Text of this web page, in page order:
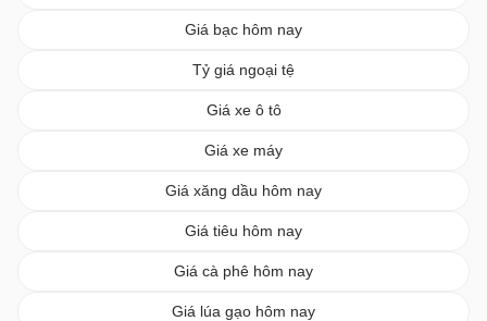
Giá bạc hôm nay
Tỷ giá ngoại tệ
Giá xe ô tô
Giá xe máy
Giá xăng dầu hôm nay
Giá tiêu hôm nay
Giá cà phê hôm nay
Giá lúa gạo hôm nay